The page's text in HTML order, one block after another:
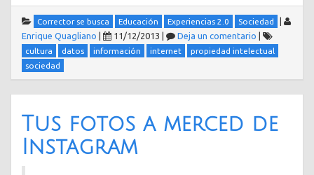
Corrector se busca Educación Experiencias 2.0 Sociedad
Enrique Quagliano
11/12/2013 Deja un comentario
cultura datos información internet
propiedad intelectual
sociedad
Tus fotos a merced de
Instagram